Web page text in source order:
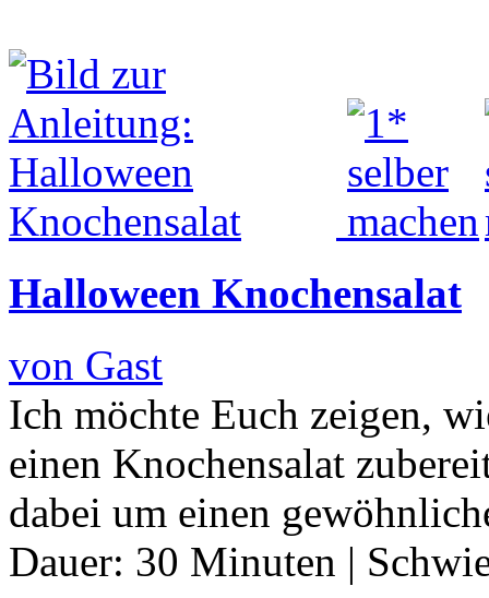
Halloween Knochensalat
von Gast
Ich möchte Euch zeigen,
einen Knochensalat
dabei um einen
Dauer: 30 Minuten |